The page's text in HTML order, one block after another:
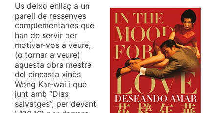
Us deixo enllaç a un
parell de ressenyes
complementaries que
han de servir per
motivar-vos a veure,
(o tornar a veure)
aquesta obra mestre
del cineasta xinès
Wong Kar-wai i que
junt amb “Dias
salvatges”, per devant